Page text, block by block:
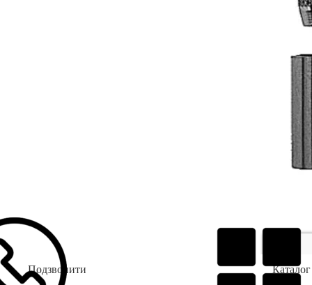
Подзвонити Каталог